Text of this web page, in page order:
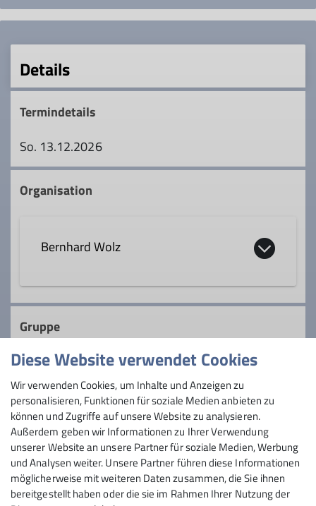
Details
Termindetails
So. 13.12.2026
Organisation
Bernhard Wolz
0 91 29 / 2 73 34
wandern@dav-sc.de
Ämter
Wanderwart
Gruppe
Wandergruppe
Wandern ist eine sportliche Betätigung,
der im Deutschen Alpenverein eine ganz
besondere Bedeutung zukommt. Dabei
spielt es keine Rolle, ob im Hochgebirge,
Diese Website verwendet Cookies
Wir verwenden Cookies, um Inhalte und Anzeigen zu
personalisieren, Funktionen für soziale Medien anbieten zu
können und Zugriffe auf unsere Website zu analysieren.
Außerdem geben wir Informationen zu Ihrer Verwendung
unserer Website an unsere Partner für soziale Medien, Werbung
und Analysen weiter. Unsere Partner führen diese Informationen
möglicherweise mit weiteren Daten zusammen, die Sie ihnen
bereitgestellt haben oder die sie im Rahmen Ihrer Nutzung der